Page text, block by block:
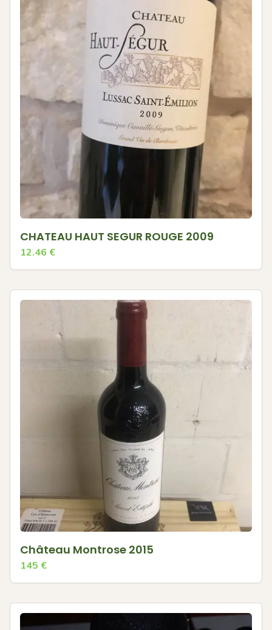
CHATEAU HAUT SEGUR ROUGE 2009
12.46 €
Château Montrose 2015
145 €